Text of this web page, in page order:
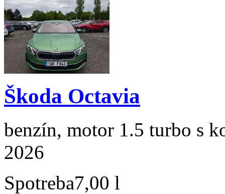
Škoda Octavia
benzín, motor 1.5 turbo s
2026
Spotreba7,00 l